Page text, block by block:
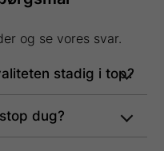
og se vores svar.
stadig i top?
dug?